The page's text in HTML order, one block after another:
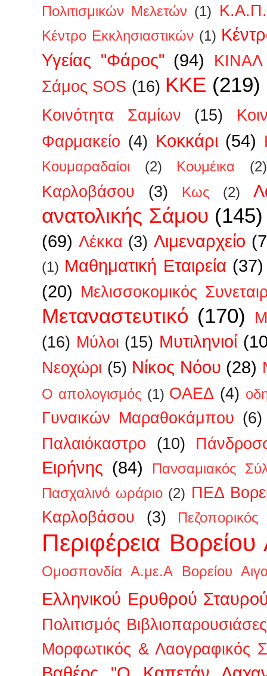
Πολιτισμικών Μελετών (1)
Κέντρο Εκκλησιαστικών (1)
Υγείας "Φάρος" (94)
ΚΙΝΑΛ
Σάμος SOS (16) ΚΚΕ (219)
Κοινότητα Σαμίων
(15)
Φαρμακείο (4) Κοκκάρι (54)
Κουμαραδαίοι (2) Κουμέικα (2)
Καρλοβάσου (3) Κως (2)
ανατολικής Σάμου (145)
(69) Λέκκα (3) Λιμεναρχείο
(1) Μαθηματική Εταιρεία (37)
(20) Μελισσοκομικός
Μεταναστευτικό (170)
(16) Μύλοι (15) Μυτιληνιοί
Νεοχώρι (5) Νίκος Νόου (28)
Ο απολογισμός (1) ΟΑΕΔ (4)
Γυναικών Μαραθοκάμπου (6)
Παλαιόκαστρο
(10)
Ειρήνης (84)
Πανσαμιακός
Πασχαλινό ωράριο (2) ΠΕΔ
Καρλοβάσου
(3)
Περιφέρεια Βορείου
Ομοσπονδία Α.με.Α Βορείου
Ελληνικού Ερυθρού
Πολιτισμός Βιβλιοπαρουσιάσες
Μορφωτικός & Λαογραφικός